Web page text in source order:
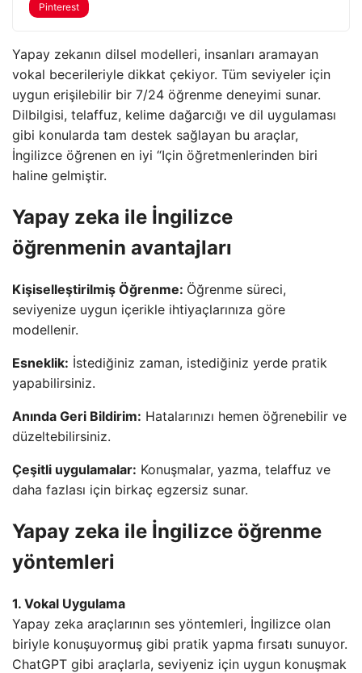
Pinterest
Yapay zekanın dilsel modelleri, insanları aramayan
vokal becerileriyle dikkat çekiyor. Tüm seviyeler için
uygun erişilebilir bir 7/24 öğrenme deneyimi sunar.
Dilbilgisi, telaffuz, kelime dağarcığı ve dil uygulaması
gibi konularda tam destek sağlayan bu araçlar,
İngilizce öğrenen en iyi “Için öğretmenlerinden biri
haline gelmiştir.
Yapay zeka ile İngilizce
öğrenmenin avantajları
Kişiselleştirilmiş Öğrenme: Öğrenme süreci,
seviyenize uygun içerikle ihtiyaçlarınıza göre
modellenir.
Esneklik: İstediğiniz zaman, istediğiniz yerde pratik
yapabilirsiniz.
Anında Geri Bildirim: Hatalarınızı hemen öğrenebilir ve
düzeltebilirsiniz.
Çeşitli uygulamalar: Konuşmalar, yazma, telaffuz ve
daha fazlası için birkaç egzersiz sunar.
Yapay zeka ile İngilizce öğrenme
yöntemleri
1. Vokal Uygulama
Yapay zeka araçlarının ses yöntemleri, İngilizce olan
biriyle konuşuyormuş gibi pratik yapma fırsatı sunuyor.
ChatGPT gibi araçlarla, seviyeniz için uygun konuşmak